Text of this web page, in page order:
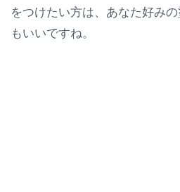
をつけたい方は、あなた好み
もいいですね。